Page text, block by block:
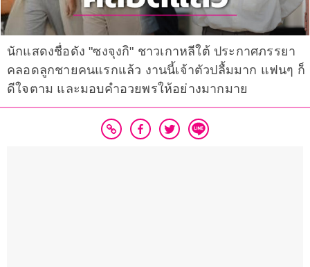
นักแสดงชื่อดัง "ซงจุงกิ" ชาวเกาหลีใต้ ประกาศภรรยา
คลอดลูกชายคนแรกแล้ว งานนี้เจ้าตัวปลื้มมาก แฟนๆ ก็
ดีใจตาม และมอบคำอวยพรให้อย่างมากมาย